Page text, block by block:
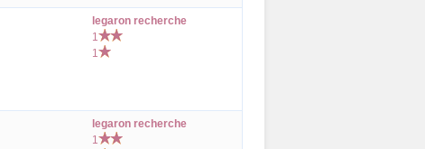
legaron recherche
1
1
legaron recherche
1